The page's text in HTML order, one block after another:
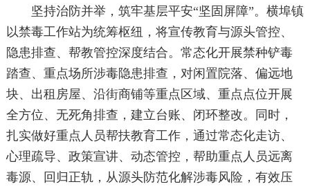
坚持治防并举，筑牢基层平安“坚固屏障”。横埠镇
以禁毒工作站为统筹枢纽，将宣传教育与源头管控、
隐患排查、帮教管控深度结合。常态化开展禁种铲毒
踏查、重点场所涉毒隐患排查，对闲置院落、偏远地
块、出租房屋、沿街商铺等重点区域、重点点位开展
全方位、无死角排查，建立台账、闭环整改。同时，
扎实做好重点人员帮扶教育工作，通过常态化走访、
心理疏导、政策宣讲、动态管控，帮助重点人员远离
毒源、回归正轨，从源头防范化解涉毒风险，有效压